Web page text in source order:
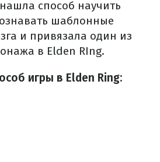
способ научить
шаблонные
и привязала один из
в Elden RIng.
игры в Elden Ring: